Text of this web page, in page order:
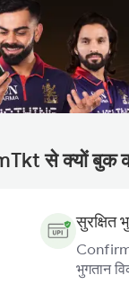
से क्यों बुक
सुरक्षित
भुगतान